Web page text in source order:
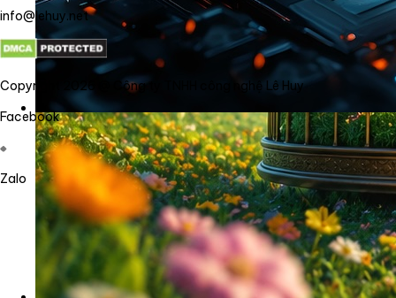
info@lehuy.net
Copyright 2026 @ Công ty TNHH công nghệ Lê Huy
Facebook
Zalo